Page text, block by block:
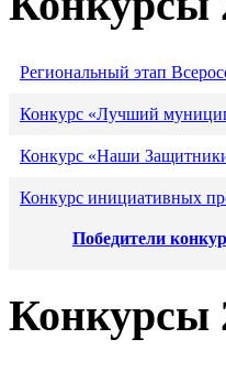
Региональный этап
Конкурс «Лучший
Конкурс «Наши
Конкурс инициативных
Победители
Конкурсы